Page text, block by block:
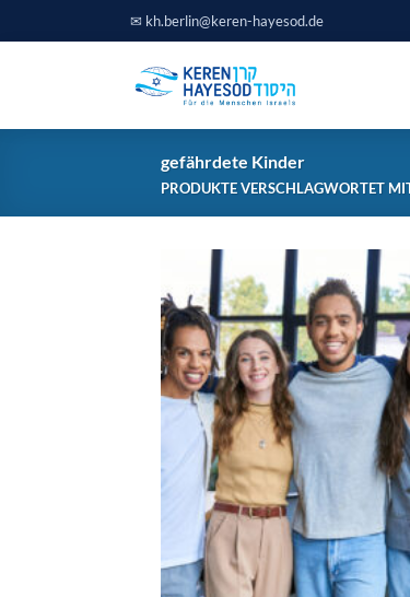
Inhalt
✉ kh.berlin@keren-hayesod.de
gefährdete Kinder
PRODUKTE VERSCHLAGWORTET